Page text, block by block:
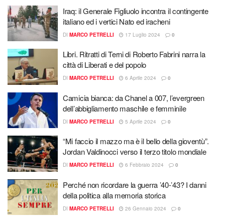
Iraq: il Generale Figliuolo incontra il contingente
italiano ed i vertici Nato ed iracheni
DI MARCO PETRELLI 17 Luglio 2024 0
Libri. Ritratti di Terni di Roberto Fabrini narra la
città di Liberati e del popolo
DI MARCO PETRELLI 6 Aprile 2024 0
Camicia bianca: da Chanel a 007, l’evergreen
dell’abbigliamento maschile e femminile
DI MARCO PETRELLI 5 Aprile 2024 0
“Mi faccio il mazzo ma è il bello della gioventù”.
Jordan Valdinocci verso il terzo titolo mondiale
DI MARCO PETRELLI 6 Febbraio 2024 0
Perché non ricordare la guerra ’40-’43? I danni
della politica alla memoria storica
DI MARCO PETRELLI 26 Gennaio 2024 0